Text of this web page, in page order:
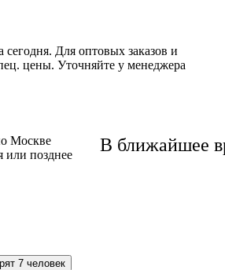
В ближайшее
сегодня. Для оптовых заказов и
цены. Уточняйте у менеджера
Москве
или позднее
7 человек